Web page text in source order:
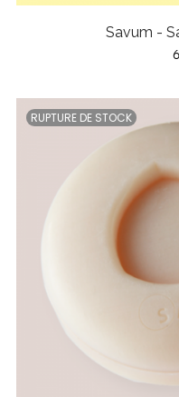
Savum -
RUPTURE DE STOCK